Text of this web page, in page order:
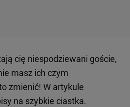
cię niespodziewani goście,
masz ich czym
zmienić! W artykule
na szybkie ciastka.